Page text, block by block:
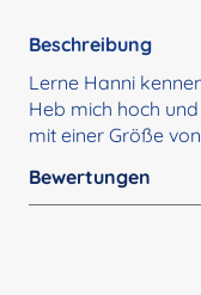
Beschreibung
Lerne Hanni
Heb mich hoch
mit einer Größe
Bewertungen